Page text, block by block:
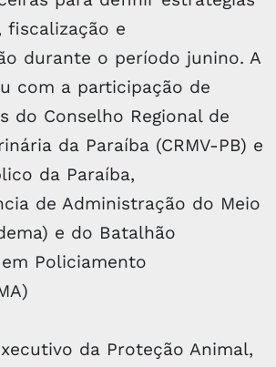
fiscalização e
durante o período junino. A
com a participação de
do Conselho Regional de
da Paraíba (CRMV-PB) e
da Paraíba,
de Administração do Meio
e do Batalhão
Policiamento
da Proteção Animal,